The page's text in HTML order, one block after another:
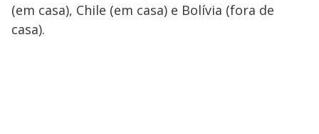
(em casa), Chile (em casa) e Bolívia (fora de
casa).